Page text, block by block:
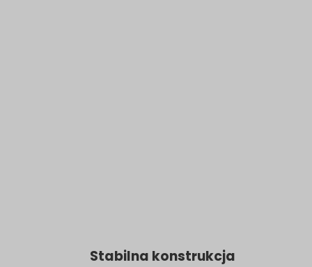
Stabilna konstrukcja